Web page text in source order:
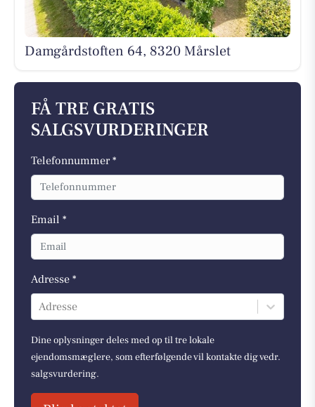
Damgårdstoften 64, 8320 Mårslet
FÅ TRE GRATIS
SALGSVURDERINGER
Telefonnummer *
Email *
Adresse *
Adresse
Dine oplysninger deles med op til tre lokale
ejendomsmæglere, som efterfølgende vil kontakte dig vedr.
salgsvurdering.